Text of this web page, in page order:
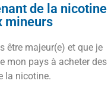
de la nicotine
mineurs
être majeur(e) et que je
mon pays à acheter des
la nicotine.